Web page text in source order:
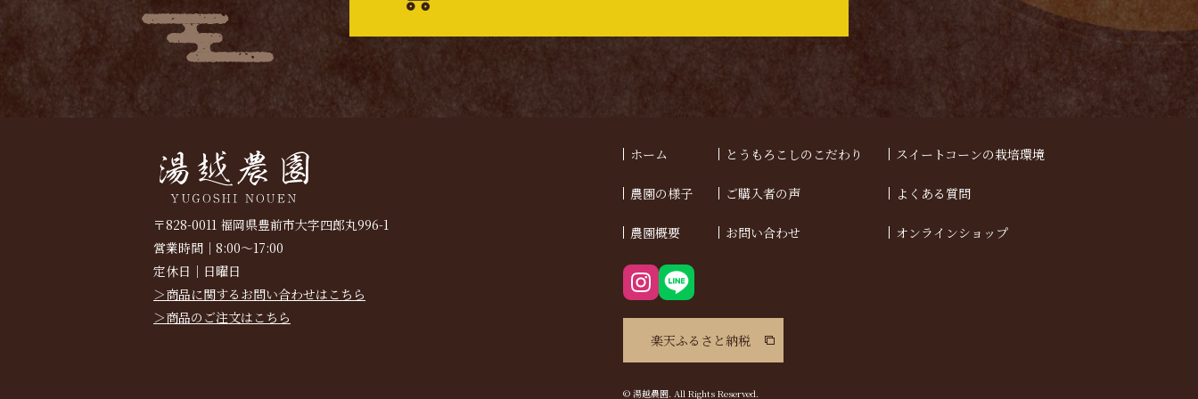
〒828-0011 福岡県豊前市大字四郎丸996-1
営業時間｜8:00～17:00
定休日｜日曜日
＞商品に関するお問い合わせはこちら
＞商品のご注文はこちら
ホーム とうもろこしのこだわり スイートコーンの栽培環境
農園の様子 ご購入者の声 よくある質問
農園概要 お問い合わせ オンラインショップ
楽天ふるさと納税
© 湯越農園. All Rights Reserved.